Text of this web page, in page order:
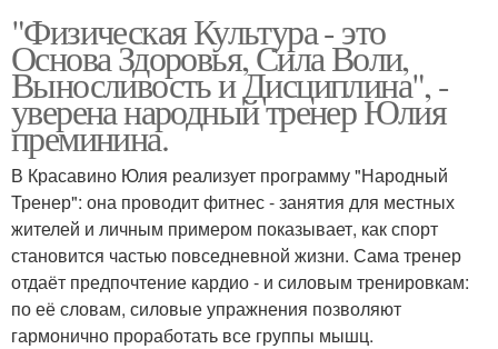
"Физическая Культура - это
Основа Здоровья, Сила Воли,
Выносливость и Дисциплина", -
уверена народный тренер Юлия
преминина.
В Красавино Юлия реализует программу "Народный
Тренер": она проводит фитнес - занятия для местных
жителей и личным примером показывает, как спорт
становится частью повседневной жизни. Сама тренер
отдаёт предпочтение кардио - и силовым тренировкам:
по её словам, силовые упражнения позволяют
гармонично проработать все группы мышц.